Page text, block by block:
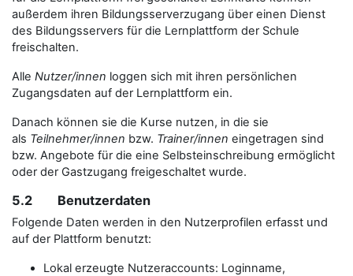
außerdem ihren Bildungsserverzugang über einen Dienst
des Bildungsservers für die Lernplattform der Schule
freischalten.
Alle Nutzer/innen loggen sich mit ihren persönlichen
Zugangsdaten auf der Lernplattform ein.
Danach können sie die Kurse nutzen, in die sie
als Teilnehmer/innen bzw. Trainer/innen eingetragen sind
bzw. Angebote für die eine Selbsteinschreibung ermöglicht
oder der Gastzugang freigeschaltet wurde.
5.2 Benutzerdaten
Folgende Daten werden in den Nutzerprofilen erfasst und
auf der Plattform benutzt:
Lokal erzeugte Nutzeraccounts: Loginname,